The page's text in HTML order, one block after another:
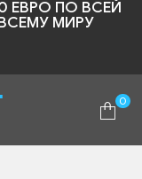
ЕВРО ПО ВСЕЙ
МИРУ
0